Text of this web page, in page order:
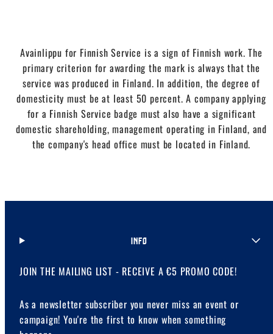
Avainlippu for Finnish Service is a sign of Finnish work. The
primary criterion for awarding the mark is always that the
service was produced in Finland. In addition, the degree of
domesticity must be at least 50 percent. A company applying
for a Finnish Service badge must also have a significant
domestic shareholding, management operating in Finland, and
the company's head office must be located in Finland.
INFO
JOIN THE MAILING LIST - RECEIVE A €5 PROMO CODE!
As a newsletter subscriber you never miss an event or
campaign! You're the first to know when something